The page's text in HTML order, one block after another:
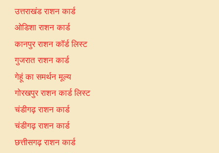
उत्तराखंड राशन कार्ड
ओडिशा राशन कार्ड
कानपुर राशन कॉर्ड लिस्ट
गुजरात राशन कार्ड
गेहूं का समर्थन मूल्य
गोरखपुर राशन कार्ड लिस्ट
चंडीगढ़ राशन कार्ड
चंडीगढ़ राशन कार्ड
छत्तीसगढ़ राशन कार्ड